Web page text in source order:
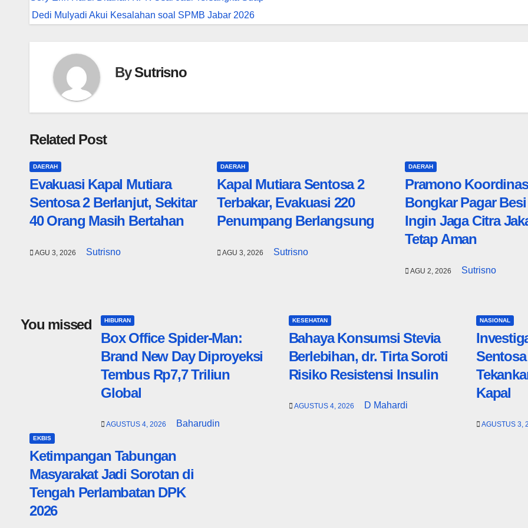
pos
Dedi Mulyadi Akui Kesalahan soal SPMB Jabar 2026
BySutrisno
Related Post
DAERAH
Evakuasi Kapal Mutiara
Sentosa 2 Berlanjut, Sekitar
40 Orang Masih Bertahan
AGU 3, 2026 Sutrisno
DAERAH
Kapal Mutiara Sentosa 2
Terbakar, Evakuasi 220
Penumpang Berlangsung
AGU 3, 2026 Sutrisno
DAERAH
Pramono
Bongkar Pagar
Ingin Jaga Citra
Tetap Aman
AGU 2, 2026 Sutrisno
You missed HIBURAN
Box Office Spider-Man:
Brand New Day Diproyeksi
Tembus Rp7,7 Triliun
Global
AGUSTUS 4, 2026 Baharudin
KESEHATAN
Bahaya Konsumsi Stevia
Berlebihan, dr. Tirta Soroti
Risiko Resistensi Insulin
AGUSTUS 4, 2026 D Mahardi
NASIONAL
Kapal
AGUSTUS 3,
EKBIS
Ketimpangan Tabungan
Masyarakat Jadi Sorotan di
Tengah Perlambatan DPK
2026